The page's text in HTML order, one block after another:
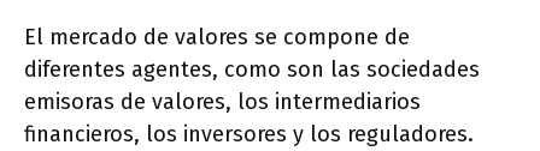
El mercado de valores se compone de
diferentes agentes, como son las sociedades
emisoras de valores, los intermediarios
financieros, los inversores y los reguladores.